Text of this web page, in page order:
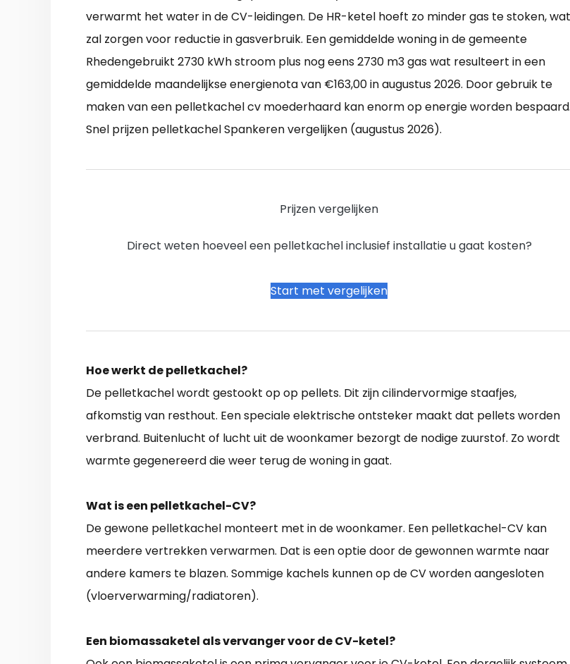
verwarmt het water in de CV-leidingen. De HR-ketel hoeft zo minder gas te stoken, wat
zal zorgen voor reductie in gasverbruik. Een gemiddelde woning in de gemeente
Rhedengebruikt 2730 kWh stroom plus nog eens 2730 m3 gas wat resulteert in een
gemiddelde maandelijkse energienota van €163,00 in augustus 2026. Door gebruik te
maken van een pelletkachel cv moederhaard kan enorm op energie worden bespaard.
Snel prijzen pelletkachel Spankeren vergelijken (augustus 2026).
Prijzen vergelijken
Direct weten hoeveel een pelletkachel inclusief installatie u gaat kosten?
Start met vergelijken
Hoe werkt de pelletkachel?
De pelletkachel wordt gestookt op op pellets. Dit zijn cilindervormige staafjes,
afkomstig van resthout. Een speciale elektrische ontsteker maakt dat pellets worden
verbrand. Buitenlucht of lucht uit de woonkamer bezorgt de nodige zuurstof. Zo wordt
warmte gegenereerd die weer terug de woning in gaat.
Wat is een pelletkachel-CV?
De gewone pelletkachel monteert met in de woonkamer. Een pelletkachel-CV kan
meerdere vertrekken verwarmen. Dat is een optie door de gewonnen warmte naar
andere kamers te blazen. Sommige kachels kunnen op de CV worden aangesloten
(vloerverwarming/radiatoren).
Een biomassaketel als vervanger voor de CV-ketel?